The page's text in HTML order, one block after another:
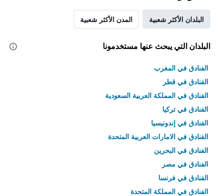
البلدان الأكثر شعبية المدن الأكثر شعبية
البلدان التي يبحث عنها مستخدمونا
الفنادق في المغرب
الفنادق في قطر
الفنادق في المملكة العربية السعودية
الفنادق في تركيا
الفنادق في إندونيسيا
الفنادق في الامارات العربية المتحدة
الفنادق في البحرين
الفنادق في مصر
الفنادق في فرنسا
الفنادق في المملكة المتحدة